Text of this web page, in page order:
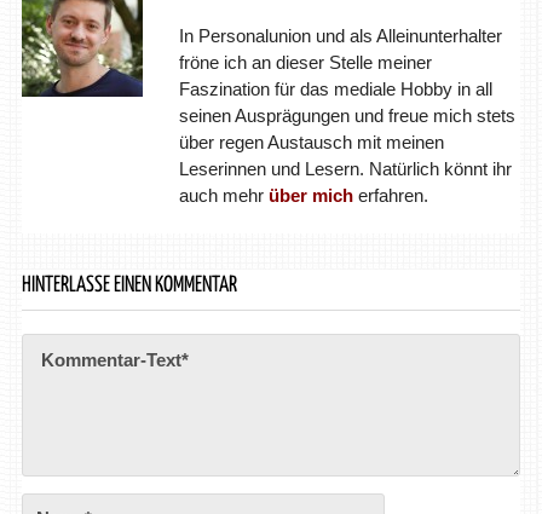
In Personalunion und als Alleinunterhalter
fröne ich an dieser Stelle meiner
Faszination für das mediale Hobby in all
seinen Ausprägungen und freue mich stets
über regen Austausch mit meinen
Leserinnen und Lesern. Natürlich könnt ihr
auch mehr über micherfahren.
HINTERLASSE EINEN KOMMENTAR